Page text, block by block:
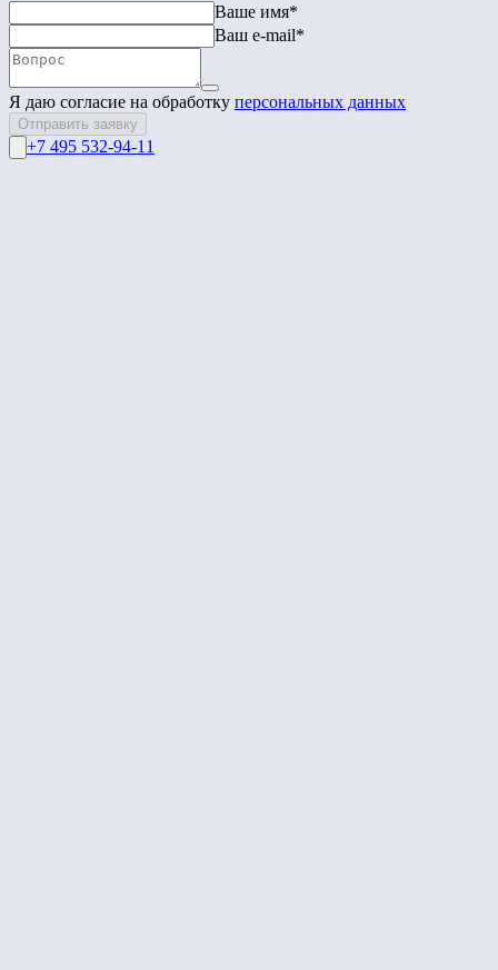
Ваше имя*
Ваш e-mail*
Я даю согласие на обработку персональных данных
Отправить заявку
+7 495 532-94-11